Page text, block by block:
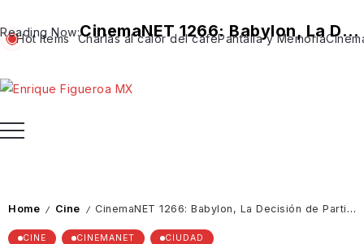
Reading Now: CinemaNET 1266: Babylon, La Decisión de Partir, Sin Novedad en el Frente y más
Hot Items Charlas al calor del caféPantalla y Memoria
Home / Cine / CinemaNET 1266: Babylon, La Decisión de Partir, Sin Novedad en el Frente y más
CINE CINEMANET CIUDAD